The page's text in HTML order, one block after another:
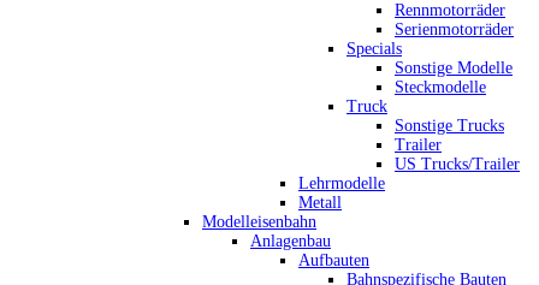
Rennmotorräder
Serienmotorräder
Specials
Sonstige Modelle
Steckmodelle
Truck
Sonstige Trucks
Trailer
US Trucks/Trailer
Lehrmodelle
Metall
Modelleisenbahn
Anlagenbau
Aufbauten
Bahnspezifische Bauten